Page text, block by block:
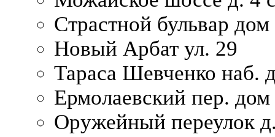
Страстной бульвар дом
Новый Арбат ул. 29
Тараса Шевченко наб.
Ермолаевский пер. дом
Оружейный переулок